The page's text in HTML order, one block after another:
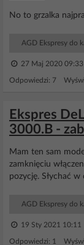
No to grzalka
AGD Ekspresy do
27 Maj 2020 09:33
Odpowiedzi: 7
Ekspres
3000.B -
Mam ten sam
zamknięciu
pozycję. Słychać w
AGD Ekspresy do
19 Sty 2021 10:11
Odpowiedzi: 1